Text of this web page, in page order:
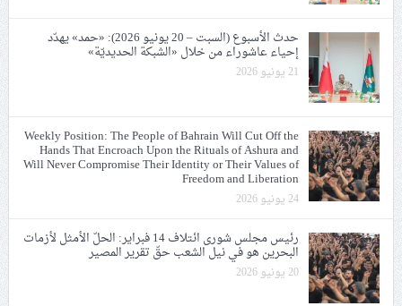
حدث الأسبوع (السبت – 20 يونيو 2026): «حمد» يهدّد
إحياء عاشوراء من خلال «الشبكة الحديديّة»
21 يونيو 2026
Weekly Position: The People of Bahrain Will Cut Off the
Hands That Encroach Upon the Rituals of Ashura and
Will Never Compromise Their Identity or Their Values of
Freedom and Liberation
24 يونيو 2026
رئيس مجلس شورى ائتلاف 14 فبراير: الحلّ الأمثل لأزمات
البحرين هو في نيل الشعب حقّ تقرير المصير
20 يونيو 2026